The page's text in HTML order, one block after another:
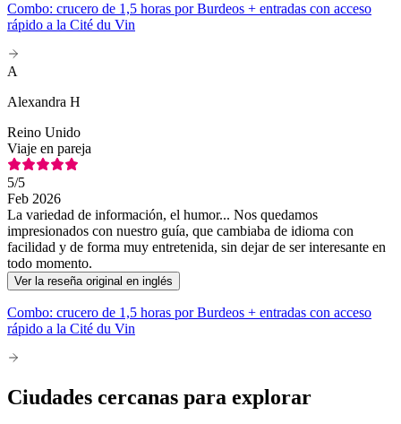
Combo: crucero de 1,5 horas por Burdeos + entradas con acceso
rápido a la Cité du Vin
A
Alexandra H
Reino Unido
Viaje en pareja
5/5
Feb 2026
La variedad de información, el humor... Nos quedamos
impresionados con nuestro guía, que cambiaba de idioma con
facilidad y de forma muy entretenida, sin dejar de ser interesante en
todo momento.
Ver la reseña original en inglés
Combo: crucero de 1,5 horas por Burdeos + entradas con acceso
rápido a la Cité du Vin
Ciudades cercanas para explorar